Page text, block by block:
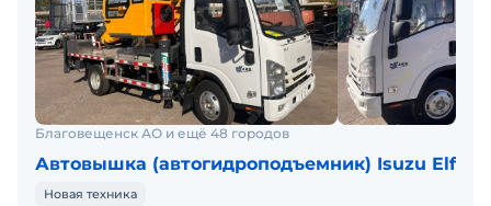
Благовещенск АО и ещё 48 городов
Автовышка (автогидроподъемник) Isuzu Elf
Новая техника